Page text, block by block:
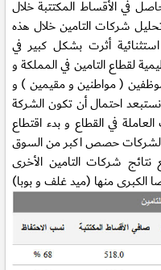
في الأقساط المكتتبة خلال
شركات التامين خلال هذه
أثرت بشكل كبير في
لقطاع التامين في المملكة و
( مواطنين و مقيمين ) و
احتمال أن تكون الشركة
في القطاع و بدء اقتطاع
شركات التامين الأخرى